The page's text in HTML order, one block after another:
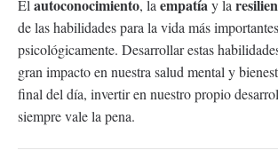
El autoconocimiento, la empatíay la
de las habilidades para la vida más importantes
psicológicamente. Desarrollar estas
gran impacto en nuestra salud mental y
final del día, invertir en nuestro propio
siempre vale la pena.